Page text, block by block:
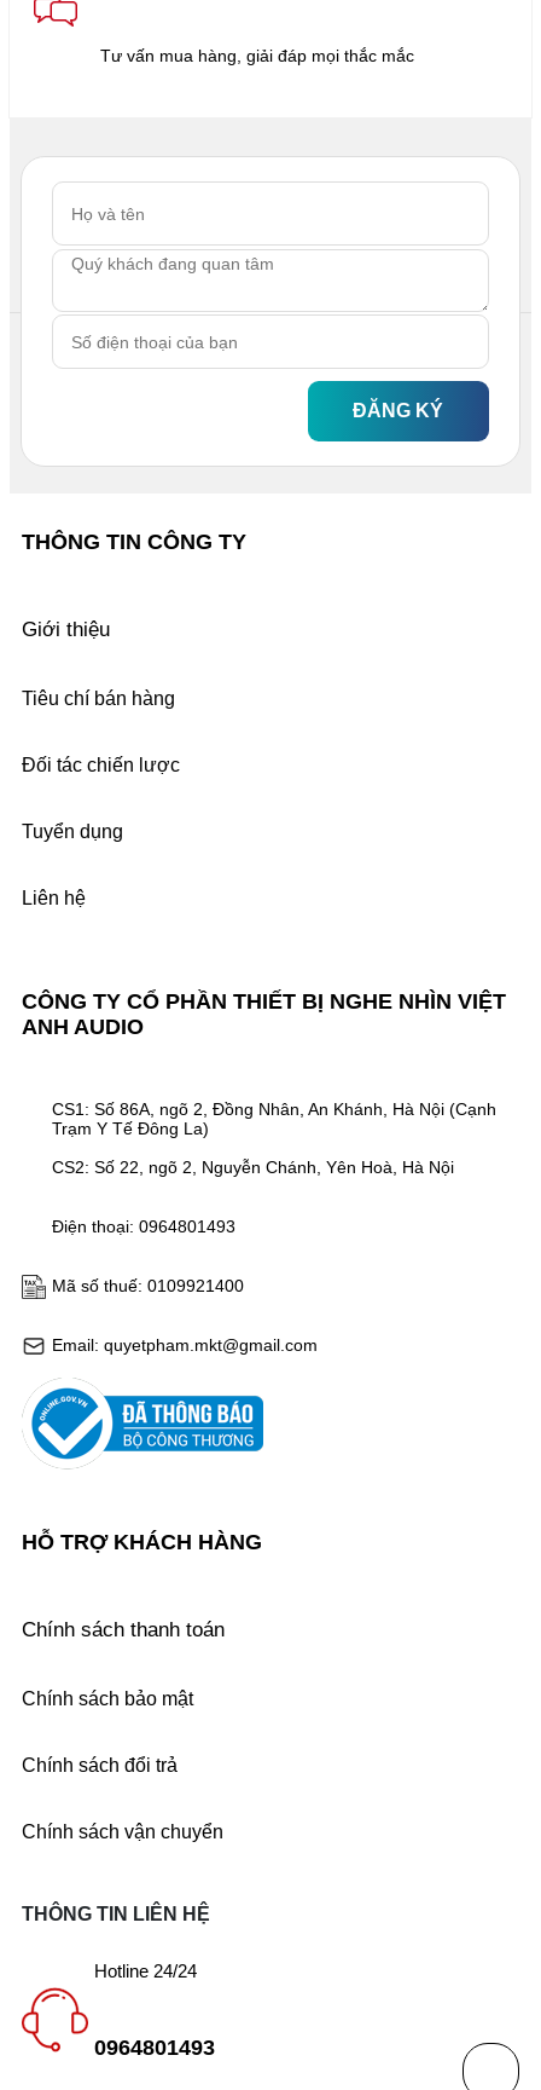
Tư vấn mua hàng, giải đáp mọi thắc mắc
ĐĂNG KÝ
CÔNG TY CỔ PHẦN THIẾT BỊ NGHE NHÌN VIỆT
ANH AUDIO
Email: quyetpham.mkt@gmail.com
Mã số thuế: 0109921400
Điện thoại: 0964801493
CS1: Số 86A, ngõ 2, Đồng Nhân, An Khánh, Hà Nội (Cạnh
Trạm Y Tế Đông La)
CS2: Số 22, ngõ 2, Nguyễn Chánh, Yên Hoà, Hà Nội
THÔNG TIN CÔNG TY
Giới thiệu
Tiêu chí bán hàng
Đối tác chiến lược
Tuyển dụng
Liên hệ
HỖ TRỢ KHÁCH HÀNG
Chính sách thanh toán
Chính sách bảo mật
Chính sách đổi trả
Chính sách vận chuyển
THÔNG TIN LIÊN HỆ
Hotline 24/24
0964801493